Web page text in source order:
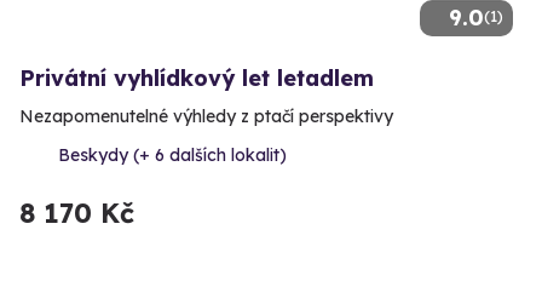
9.0(1)
Privátní vyhlídkový let letadlem
Nezapomenutelné výhledy z ptačí perspektivy
Beskydy (+ 6 dalších lokalit)
8 170 Kč